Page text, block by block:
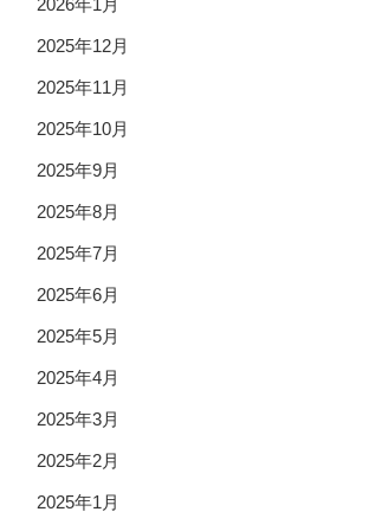
2026年1月
2025年12月
2025年11月
2025年10月
2025年9月
2025年8月
2025年7月
2025年6月
2025年5月
2025年4月
2025年3月
2025年2月
2025年1月